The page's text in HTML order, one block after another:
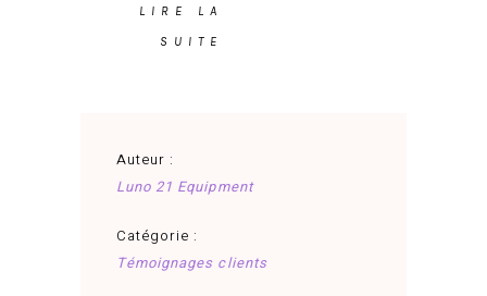
LIRE LA
SUITE
Auteur :
Luno 21 Equipment
Catégorie :
Témoignages clients